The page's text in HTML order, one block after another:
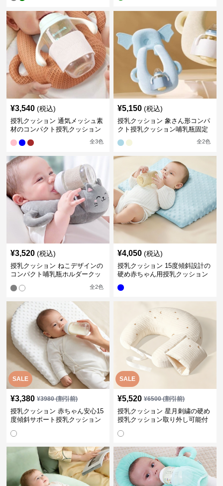
¥3,540 (税込)
授乳クッション 通気メッシュ素
材のコンパクト授乳クッション
全3色
¥5,150 (税込)
授乳クッション 象さん形コンパ
クト授乳クッション哺乳瓶固定
全2色
¥3,520 (税込)
授乳クッション ねこデザインの
コンパクト哺乳瓶ホルダークッ
全2色
¥4,050 (税込)
授乳クッション 15度傾斜設計の
硬め赤ちゃん用授乳クッション
SALE
¥3,380 ¥3980(割引前)
授乳クッション 赤ちゃん安心15
度傾斜サポート授乳クッション
SALE
¥5,520 ¥6500(割引前)
授乳クッション 星月刺繍の硬め
授乳クッション取り外し可能付